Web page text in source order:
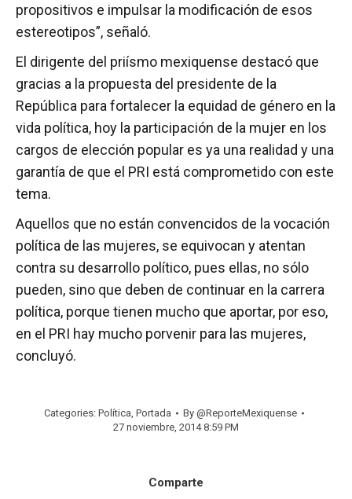
propositivos e impulsar la modificación de esos
estereotipos”, señaló.
El dirigente del priísmo mexiquense destacó que
gracias a la propuesta del presidente de la
República para fortalecer la equidad de género en la
vida política, hoy la participación de la mujer en los
cargos de elección popular es ya una realidad y una
garantía de que el PRI está comprometido con este
tema.
Aquellos que no están convencidos de la vocación
política de las mujeres, se equivocan y atentan
contra su desarrollo político, pues ellas, no sólo
pueden, sino que deben de continuar en la carrera
política, porque tienen mucho que aportar, por eso,
en el PRI hay mucho porvenir para las mujeres,
concluyó.
Categories: Política, Portada By @ReporteMexiquense
27 noviembre, 2014 8:59 PM
Comparte